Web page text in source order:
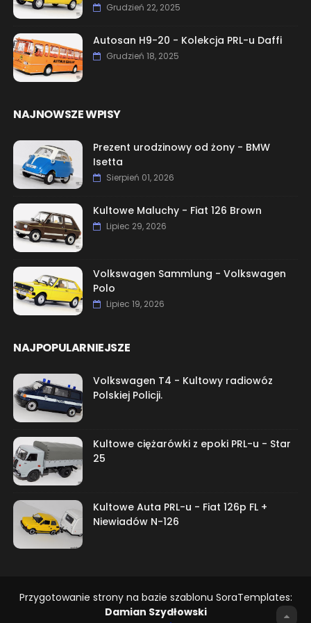
Grudzień 22, 2025
Autosan H9-20 - Kolekcja PRL-u Daffi
Grudzień 18, 2025
NAJNOWSZE WPISY
Prezent urodzinowy od żony - BMW
Isetta
Sierpień 01, 2026
Kultowe Maluchy - Fiat 126 Brown
Lipiec 29, 2026
Volkswagen Sammlung - Volkswagen
Polo
Lipiec 19, 2026
NAJPOPULARNIEJSZE
Volkswagen T4 - Kultowy radiowóz
Polskiej Policji.
Kultowe ciężarówki z epoki PRL-u - Star
25
Kultowe Auta PRL-u - Fiat 126p FL +
Niewiadów N-126
Przygotowanie strony na bazie szablonu SoraTemplates:
Damian Szydłowski